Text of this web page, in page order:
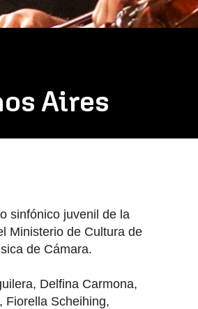
Aires
sinfónico juvenil de la
Ministerio de Cultura de
de Cámara.
Delfina Carmona,
Fiorella Scheihing,